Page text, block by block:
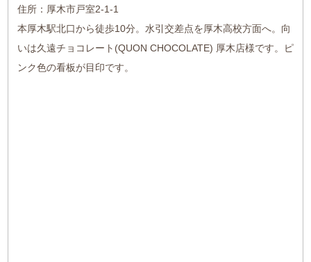
住所：厚木市戸室2-1-1
本厚木駅北口から徒歩10分。水引交差点を厚木高校方面へ。向
いは久遠チョコレート(QUON CHOCOLATE) 厚木店様です。ピ
ンク色の看板が目印です。